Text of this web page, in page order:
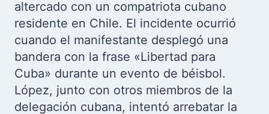
altercado con un compatriota cubano
residente en Chile. El incidente ocurrió
cuando el manifestante desplegó una
bandera con la frase «Libertad para
Cuba» durante un evento de béisbol.
López, junto con otros miembros de la
delegación cubana, intentó arrebatar la